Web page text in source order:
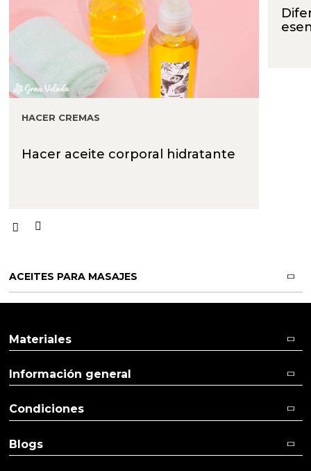
HACER CREMAS
Hacer aceite corporal hidratante
ACEITES PARA MASAJES
Materiales
Información general
Condiciones
Blogs